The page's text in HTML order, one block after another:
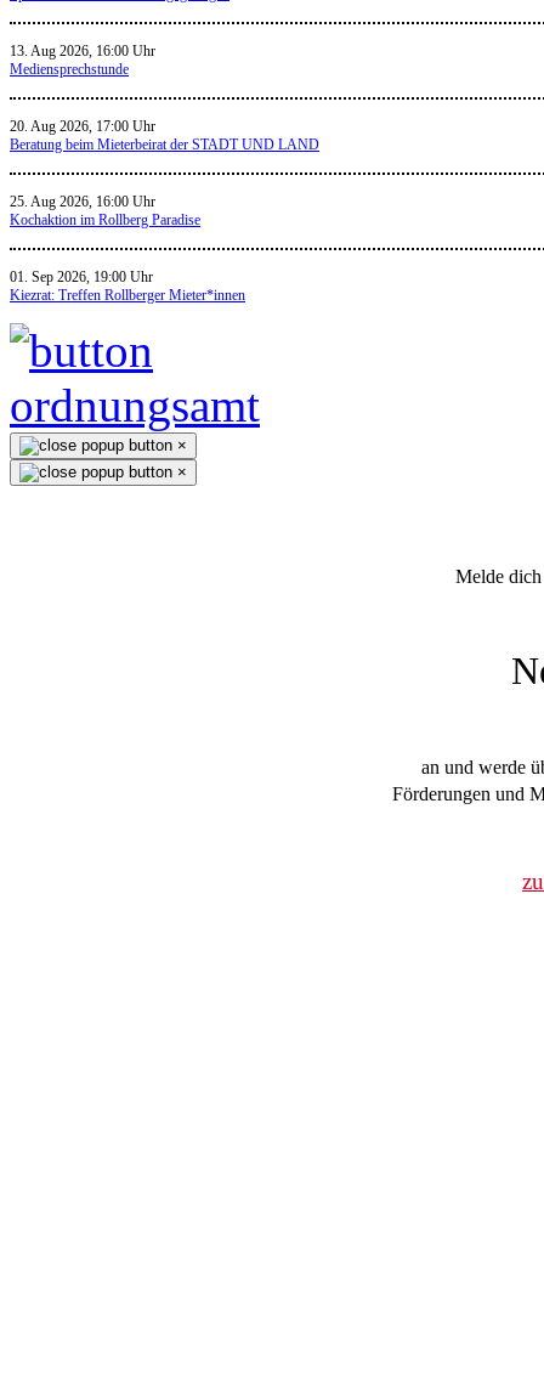
13. Aug 2026, 16:00 Uhr
Mediensprechstunde
20. Aug 2026, 17:00 Uhr
Beratung beim Mieterbeirat der STADT UND LAND
25. Aug 2026, 16:00 Uhr
Kochaktion im Rollberg Paradise
01. Sep 2026, 19:00 Uhr
Kiezrat: Treffen Rollberger Mieter*innen
×
×
Melde
an und werde
Förderungen und